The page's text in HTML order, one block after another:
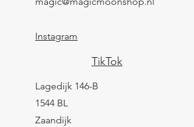
Instagram
TikTok
Lagedijk 146-B
1544 BL
Zaandijk